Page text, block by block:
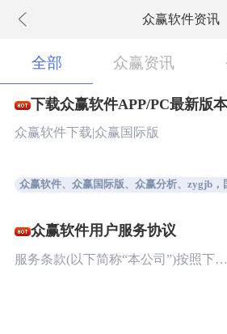
众赢软件资讯
全部 众赢资讯
下载众赢软件APP/PC最新版本
New!
众赢软件下载|众赢国际版
众赢软件、众赢国际版、众赢分析、zygjb，
众赢软件用户服务协议
服务条款(以下简称“本公司”)按照下…